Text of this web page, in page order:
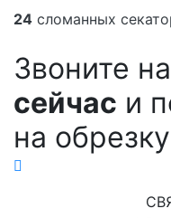
24 сломанных
Звоните
сейчас и
на